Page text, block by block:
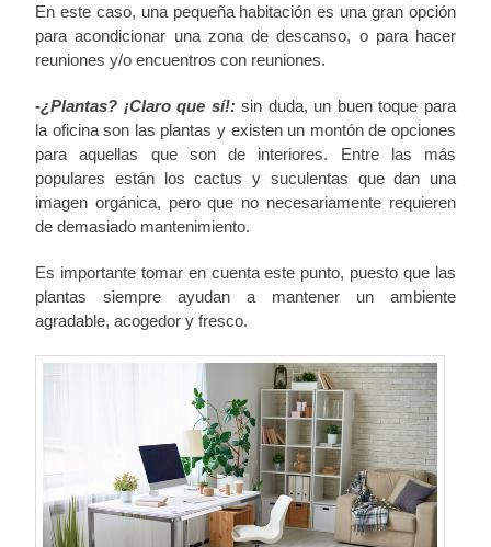
En este caso, una pequeña habitación es una gran opción
para acondicionar una zona de descanso, o para hacer
reuniones y/o encuentros con reuniones.
-¿Plantas? ¡Claro que sí!:sin duda, un buen toque para
la oficina son las plantas y existen un montón de opciones
para aquellas que son de interiores. Entre las más
populares están los cactus y suculentas que dan una
imagen orgánica, pero que no necesariamente requieren
de demasiado mantenimiento.
Es importante tomar en cuenta este punto, puesto que las
plantas siempre ayudan a mantener un ambiente
agradable, acogedor y fresco.